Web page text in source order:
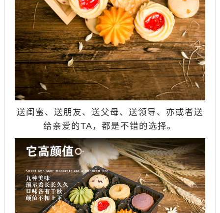
送闺蜜、送朋友、送父母、送领导、亦或者送
给亲爱的TA，都是不错的选择。